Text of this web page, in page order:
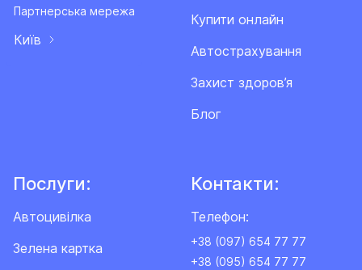
Партнерська мережа
Київ
Купити онлайн
Автострахування
Захист здоров’я
Блог
Послуги:
Автоцивілка
Зелена картка
Контакти:
Телефон:
+38 (097) 654 77 77
+38 (095) 654 77 77